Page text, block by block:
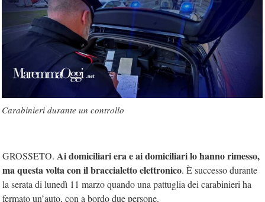
Carabinieri durante un controllo
GROSSETO. Ai domiciliari era e ai domiciliari lo hanno rimesso,
ma questa volta con il braccialetto elettronico. È successo durante
la serata di lunedì 11 marzo quando una pattuglia dei carabinieri ha
fermato un’auto, con a bordo due persone.